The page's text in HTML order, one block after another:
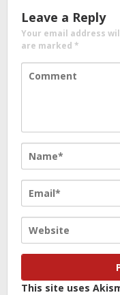
Leave a Reply
Your email address
are marked *
This site uses